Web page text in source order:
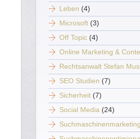
Leben (4)
Microsoft (3)
Off Topic (4)
Online Marketing &
Rechtsanwalt Stefan
SEO Studien (7)
Sicherheit (7)
Social Media (24)
Suchmaschinenmarketing